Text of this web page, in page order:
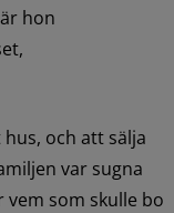
hon
och att sälja
var sugna
som skulle bo